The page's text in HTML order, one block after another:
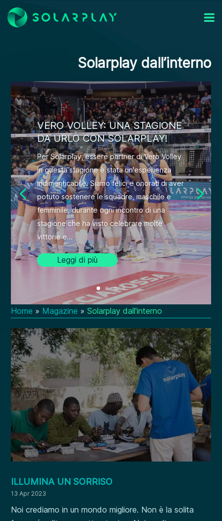
Solarplay dall’interno
VERO VOLLEY: UNA STAGIONE
DA URLO CON SOLARPLAY!
Per Solarplay, essere partner di Vero Volley
in questa stagione è stata un'esperienza
indimenticabile. Siamo felici e onorati di aver
potuto sostenere le squadre, maschile e
femminile, durante ogni incontro di una
stagione che ha visto celebrare molte
vittorie e...
Leggi di più
Home » Magazine »Solarplay dall'interno
ILLUMINA UN SORRISO
13 Apr 2023
Noi crediamo in un mondo migliore. Non è la solita